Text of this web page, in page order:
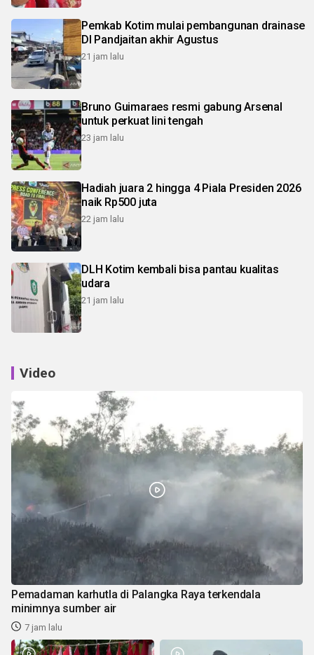
Pemkab Kotim mulai pembangunan drainase
DI Pandjaitan akhir Agustus
21 jam lalu
Bruno Guimaraes resmi gabung Arsenal
untuk perkuat lini tengah
23 jam lalu
Hadiah juara 2 hingga 4 Piala Presiden 2026
naik Rp500 juta
22 jam lalu
DLH Kotim kembali bisa pantau kualitas
udara
21 jam lalu
Video
Pemadaman karhutla di Palangka Raya terkendala
minimnya sumber air
7 jam lalu